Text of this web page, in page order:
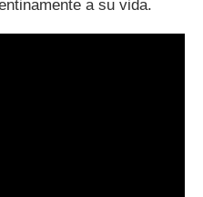
a su vida.